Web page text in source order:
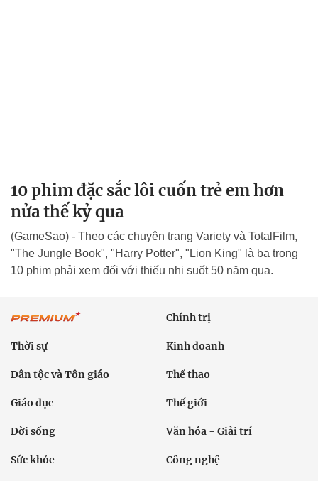
10 phim đặc sắc lôi cuốn trẻ em hơn
nửa thế kỷ qua
(GameSao) - Theo các chuyên trang Variety và TotalFilm,
"The Jungle Book", "Harry Potter", "Lion King" là ba trong
10 phim phải xem đối với thiếu nhi suốt 50 năm qua.
Chính trị
Thời sự Kinh doanh
Dân tộc và Tôn giáo Thể thao
Giáo dục Thế giới
Đời sống Văn hóa - Giải trí
Sức khỏe Công nghệ